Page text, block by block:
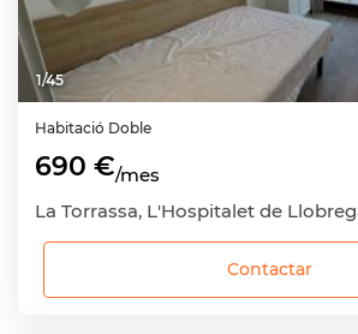
1/45
Habitació Doble
690 €/mes
La Torrassa, L'Hospitalet de
Contactar